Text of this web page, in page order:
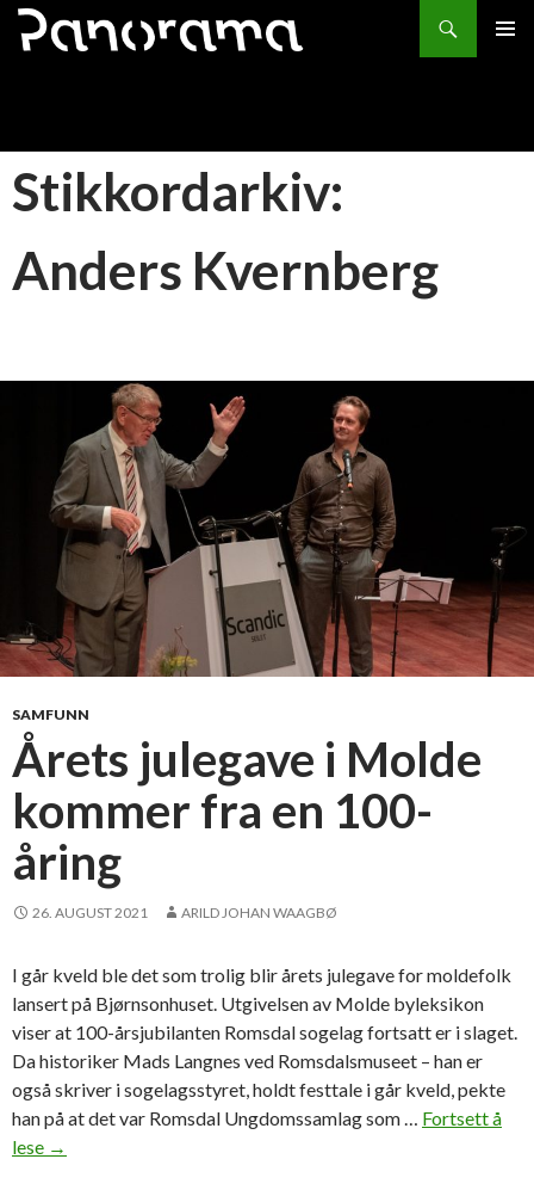
Søk
HOPP
Stikkordarkiv:
Anders Kvernberg
SAMFUNN
Årets julegave i Molde
kommer fra en 100-
åring
26. AUGUST 2021 ARILD JOHAN WAAGBØ
I går kveld ble det som trolig blir årets julegave for moldefolk
lansert på Bjørnsonhuset. Utgivelsen av Molde byleksikon
viser at 100-årsjubilanten Romsdal sogelag fortsatt er i slaget.
Da historiker Mads Langnes ved Romsdalsmuseet – han er
også skriver i sogelagsstyret, holdt festtale i går kveld, pekte
han på at det var Romsdal Ungdomssamlag som … Fortsett å
lese Å
→